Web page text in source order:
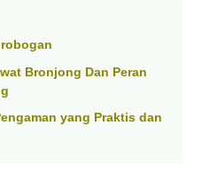
Bronjong Dan Peran
yang Praktis dan